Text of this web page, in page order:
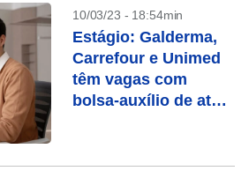
10/03/23 - 18:54min
Estágio: Galderma,
Carrefour e Unimed
têm vagas com
bolsa-auxílio de até